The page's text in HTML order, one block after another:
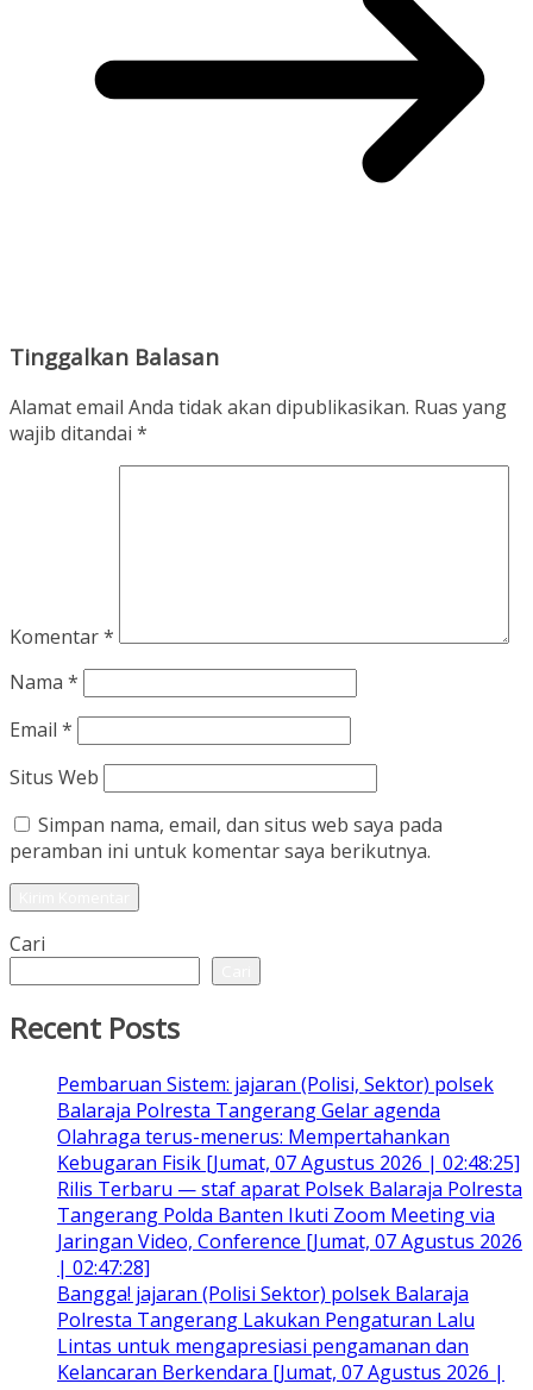
Tinggalkan Balasan
Alamat email Anda tidak akan dipublikasikan. Ruas yang
wajib ditandai *
Komentar*
Nama *
Email *
Situs Web
Simpan nama, email, dan situs web saya pada
peramban ini untuk komentar saya berikutnya.
Cari
Recent Posts
Pembaruan Sistem: jajaran (Polisi, Sektor) polsek
Balaraja Polresta Tangerang Gelar agenda
Olahraga terus-menerus: Mempertahankan
Kebugaran Fisik [Jumat, 07 Agustus 2026 | 02:48:25]
Rilis Terbaru — staf aparat Polsek Balaraja Polresta
Tangerang Polda Banten Ikuti Zoom Meeting via
Jaringan Video, Conference [Jumat, 07 Agustus 2026
| 02:47:28]
Bangga! jajaran (Polisi Sektor) polsek Balaraja
Polresta Tangerang Lakukan Pengaturan Lalu
Lintas untuk mengapresiasi pengamanan dan
Kelancaran Berkendara [Jumat, 07 Agustus 2026 |